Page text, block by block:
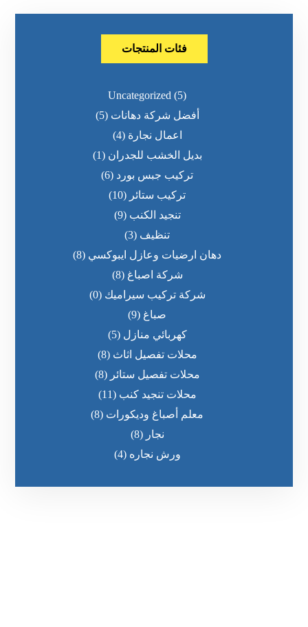
فئات المنتجات
Uncategorized (5)
أفضل شركة دهانات (5)
اعمال نجارة (4)
بديل الخشب للجدران (1)
تركيب جبس بورد (6)
تركيب ستائر (10)
تنجيد الكنب (9)
تنظيف (3)
دهان ارضيات وعازل ايبوكسي (8)
شركة اصباغ (8)
شركة تركيب سيراميك (0)
صباغ (9)
كهربائي منازل (5)
محلات تفصيل اثاث (8)
محلات تفصيل ستائر (8)
محلات تنجيد كنب (11)
معلم أصباغ وديكورات (8)
نجار (8)
ورش نجاره (4)